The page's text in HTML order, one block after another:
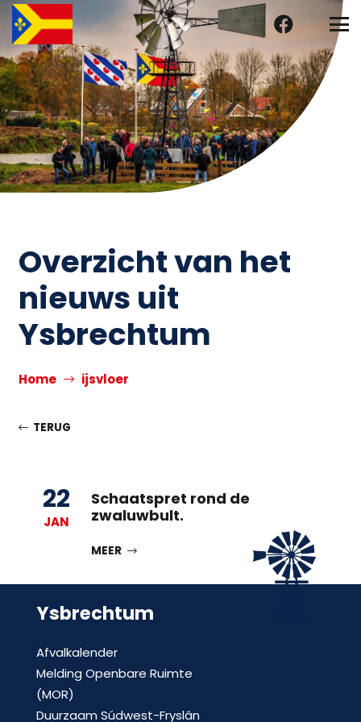
Overzicht van het
nieuws uit
Ysbrechtum
Home ijsvloer
TERUG
22
JAN
Schaatspret rond de
zwaluwbult.
MEER
Ysbrechtum
Afvalkalender
Melding Openbare Ruimte
(MOR)
Duurzaam Súdwest-Fryslân